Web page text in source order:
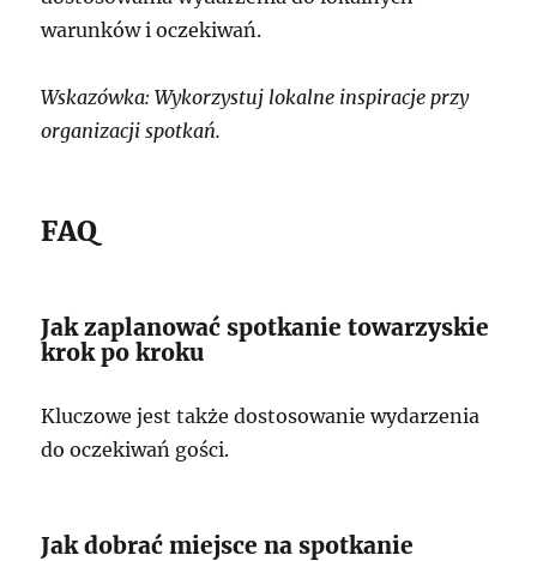
warunków i oczekiwań.
Wskazówka: Wykorzystuj lokalne inspiracje przy
organizacji spotkań.
FAQ
Jak zaplanować spotkanie towarzyskie
krok po kroku
Kluczowe jest także dostosowanie wydarzenia
do oczekiwań gości.
Jak dobrać miejsce na spotkanie